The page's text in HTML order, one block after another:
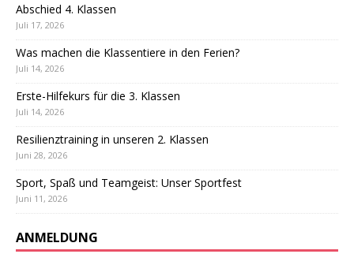
Abschied 4. Klassen
Juli 17, 2026
Was machen die Klassentiere in den Ferien?
Juli 14, 2026
Erste-Hilfekurs für die 3. Klassen
Juli 14, 2026
Resilienztraining in unseren 2. Klassen
Juni 28, 2026
Sport, Spaß und Teamgeist: Unser Sportfest
Juni 11, 2026
ANMELDUNG